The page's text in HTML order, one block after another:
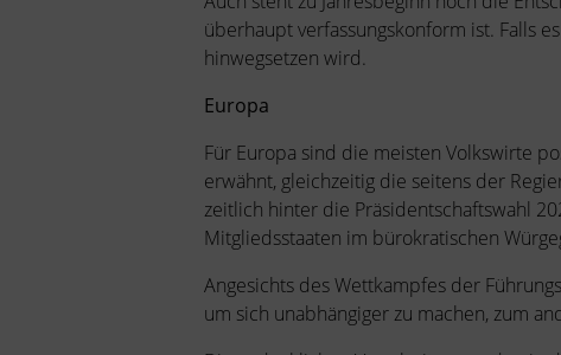
überhaupt verfassungskonform ist. Falls
hinwegsetzen wird.
Europa
Für Europa sind die meisten Volkswirte
erwähnt, gleichzeitig die seitens der
zeitlich hinter die Präsidentschaftswahl
Mitgliedsstaaten im bürokratischen
Angesichts des Wettkampfes der
um sich unabhängiger zu machen, zum